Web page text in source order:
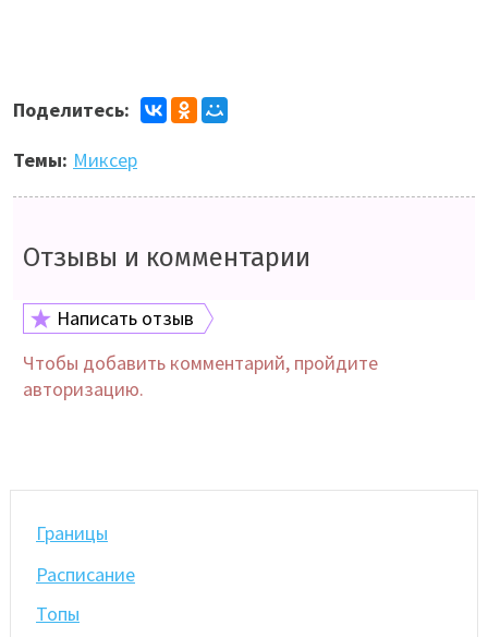
Поделитесь:
Темы: Миксер
Отзывы и комментарии
Написать отзыв
Чтобы добавить комментарий, пройдите
авторизацию.
Границы
Расписание
Топы